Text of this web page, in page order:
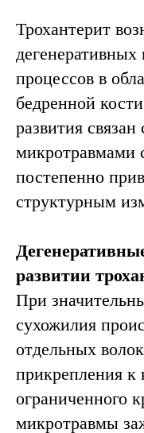
Трохантерит
процессов в
бедренной
развития
микротравмами
постепенно
структурным
развитии
При
сухожилия
отдельных
прикрепления к
ограниченного
микротравмы